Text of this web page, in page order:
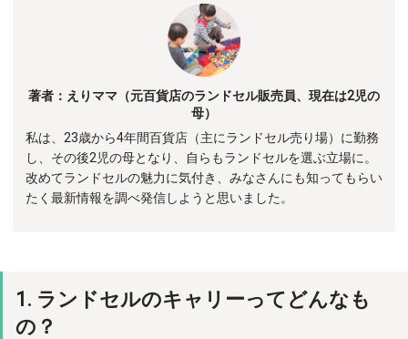
著者：えりママ（元百貨店のランドセル販売員、現在は2児の
母）
私は、23歳から4年間百貨店（主にランドセル売り場）に勤務
し、その後2児の母となり、自らもランドセルを選ぶ立場に。
改めてランドセルの魅力に気付き、みなさんにも知ってもらい
たく最新情報を調べ発信しようと思いました。
1. ランドセルのキャリーってどんなも
の？